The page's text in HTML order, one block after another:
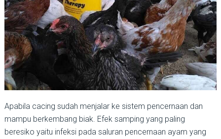
Apabila cacing sudah menjalar ke sistem pencernaan dan
mampu berkembang biak. Efek samping yang paling
beresiko yaitu infeksi pada saluran pencernaan ayam yang